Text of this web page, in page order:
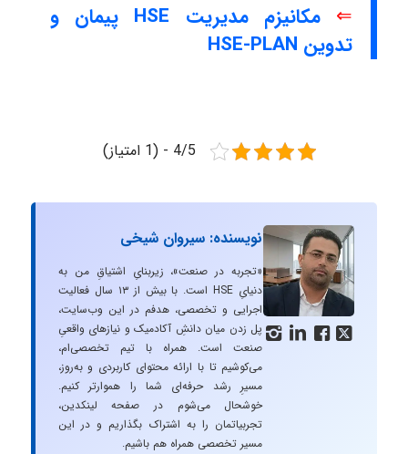
⇐
مکانیزم مدیریت HSE پیمان و
تدوین HSE-PLAN
4/5 - (1 امتیاز)
   
نویسنده: سیروان شیخی
«تجربه در صنعت»، زیربنایِ اشتیاقِ من به
دنیایِ HSE است. با بیش از ۱۳ سال فعالیت
اجرایی و تخصصی، هدفم در این وب‌سایت،
پل زدن میان دانشِ آکادمیک و نیازهای واقعیِ
صنعت است. همراه با تیم تخصصی‌ام،
می‌کوشیم تا با ارائه محتوای کاربردی و به‌روز،
مسیرِ رشد حرفه‌ای شما را هموارتر کنیم.
خوشحال می‌شوم در صفحه لینکدین،
تجربیاتمان را به اشتراک بگذاریم و در این
مسیر تخصصی همراه هم باشیم.